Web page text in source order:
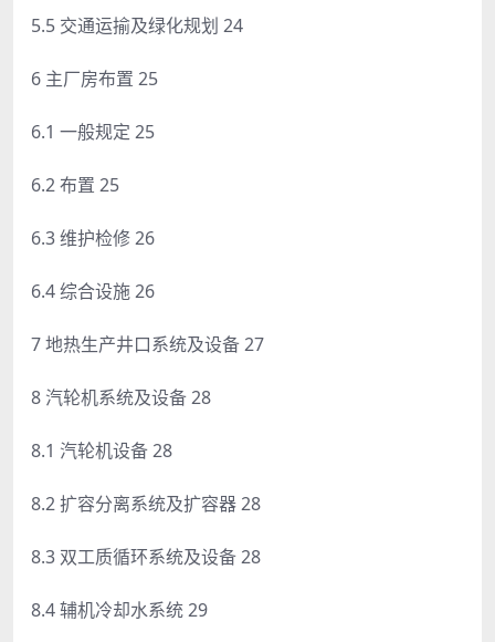
5.5 交通运揄及绿化规划 24
6 主厂房布置 25
6.1 一般规定 25
6.2 布置 25
6.3 维护检修 26
6.4 综合设施 26
7 地热生产井口系统及设备 27
8 汽轮机系统及设备 28
8.1 汽轮机设备 28
8.2 扩容分离系统及扩容器 28
8.3 双工质循环系统及设备 28
8.4 辅机冷却水系统 29